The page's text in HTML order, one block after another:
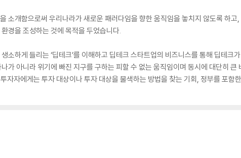
소개함으로써 우리나라가 새로운 패러다임을 향한 움직임을 놓치지 않도록 하
경을 조성하는 것에 목적을 두었습니다.
소하게 들리는 ‘딥테크’를 이해하고 딥테크 스타트업의 비즈니스를 통해 딥테크
가 아니라 위기에 빠진 지구를 구하는 피할 수 없는 움직임이며 동시에 대단히
자자에게는 투자 대상이나 투자 대상을 물색하는 방법을 찾는 기회, 정부를 포함